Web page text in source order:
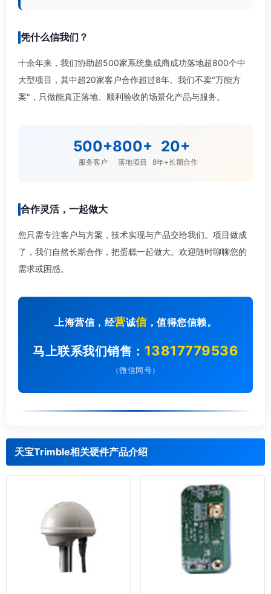
凭什么信我们？
十余年来，我们协助超500家系统集成商成功落地超800个中
大型项目，其中超20家客户合作超过8年。我们不卖"万能方
案"，只做能真正落地、顺利验收的场景化产品与服务。
500+
服务客户
800+
落地项目
20+
8年+长期合作
合作灵活，一起做大
您只需专注客户与方案，技术实现与产品交给我们。项目做成
了，我们自然长期合作，把蛋糕一起做大。欢迎随时聊聊您的
需求或困惑。
上海营信，经营诚信，值得您信赖。
马上联系我们销售： 13817779536
（微信同号）
天宝Trimble相关硬件产品介绍